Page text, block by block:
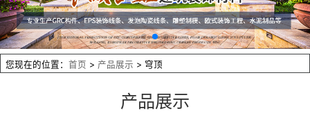
您现在的位置： 首页 > 产品展示 > 穹顶
产品展示